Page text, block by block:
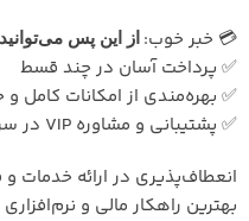
💳 خبر خوب: از این پس
✅ پرداخت آسان در چند قسط
✅ بهره‌مندی از امکانات کامل
✅ پشتیبانی و مشاوره VIP در سراسر ایران
انعطاف‌پذیری در ارائه
بهترین راهکار مالی و